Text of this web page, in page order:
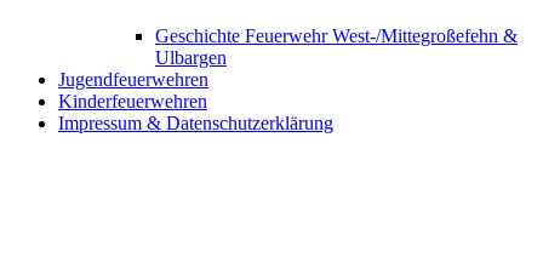
Geschichte Feuerwehr West-/Mittegroßefehn &
Ulbargen
Jugendfeuerwehren
Kinderfeuerwehren
Impressum & Datenschutzerklärung